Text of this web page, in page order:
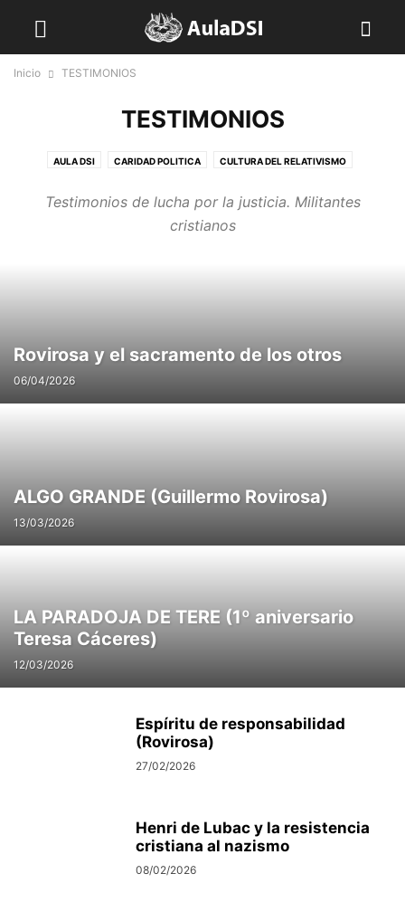
Inicio TESTIMONIOS
TESTIMONIOS
AULA DSI CARIDAD POLITICA CULTURA DEL RELATIVISMO
FAMILIA GUERRA IGLESIA IMPERIALISMO NATURALEZA
ORACION POR LA JUSTICIA RECURSOS DSI
Testimonios de lucha por la justicia. Militantes
cristianos
Rovirosa y el sacramento de los otros
06/04/2026
ALGO GRANDE (Guillermo Rovirosa)
13/03/2026
LA PARADOJA DE TERE (1º aniversario
Teresa Cáceres)
12/03/2026
Espíritu de responsabilidad
(Rovirosa)
27/02/2026
Henri de Lubac y la resistencia
cristiana al nazismo
08/02/2026